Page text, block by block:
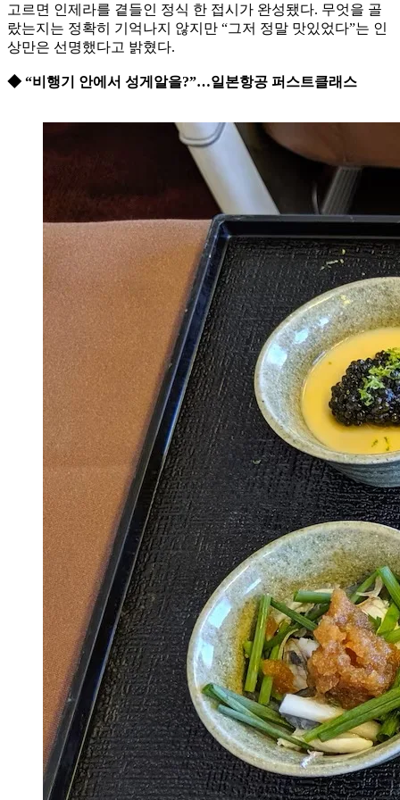
고르면 인제라를 곁들인 정식 한 접시가 완성됐다. 무엇을 골
랐는지는 정확히 기억나지 않지만 “그저 정말 맛있었다”는 인
상만은 선명했다고 밝혔다.
◆ “비행기 안에서 성게알을?”…일본항공 퍼스트클래스